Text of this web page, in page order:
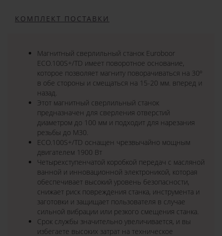
КОМПЛЕКТ ПОСТАВКИ
Магнитный сверлильный станок Euroboor
ECO.100S+/TD имеет поворотное основание,
которое позволяет магниту поворачиваться на 30º
в обе стороны и смещаться на 15-20 мм. вперед и
назад.
Этот магнитный сверлильный станок
предназначен для сверления отверстий
диаметром до 100 мм и подходит для нарезания
резьбы до М30.
ECO.100S+/TD оснащен чрезвычайно мощным
двигателем 1900 Вт
Четырехступенчатой коробкой передач с масляной
ванной и инновационной электроникой, которая
обеспечивает высокий уровень безопасности,
снижает риск повреждения станка, инструмента и
заготовки и защищает пользователя в случае
сильной вибрации или резкого смещения станка.
Срок службы значительно увеличивается, и вы
избегаете высоких затрат на техническое